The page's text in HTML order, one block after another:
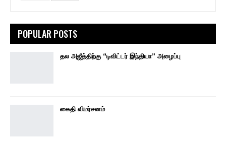
POPULAR POSTS
தல அஜீத்திற்கு “டிவிட்டர் இந்தியா” அழைப்பு
கைதி விமர்சனம்